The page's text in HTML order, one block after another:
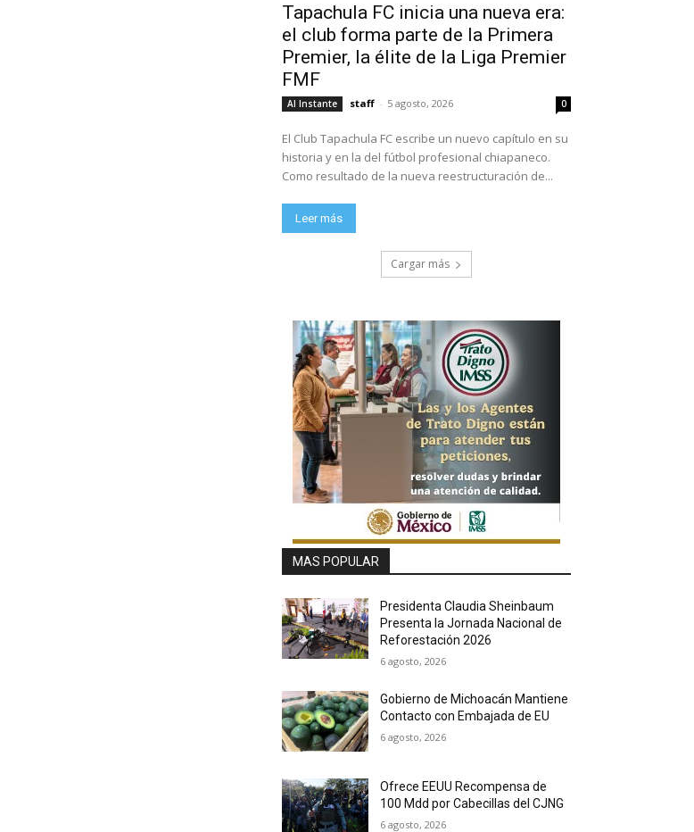
Tapachula FC inicia una nueva era:
el club forma parte de la Primera
Premier, la élite de la Liga Premier
FMF
Al Instante staff - 5 agosto, 2026 0
El Club Tapachula FC escribe un nuevo capítulo en su
historia y en la del fútbol profesional chiapaneco.
Como resultado de la nueva reestructuración de...
Leer más
Cargar más
MAS POPULAR
Presidenta Claudia Sheinbaum
Presenta la Jornada Nacional de
Reforestación 2026
6 agosto, 2026
Gobierno de Michoacán Mantiene
Contacto con Embajada de EU
6 agosto, 2026
Ofrece EEUU Recompensa de
100 Mdd por Cabecillas del CJNG
6 agosto, 2026